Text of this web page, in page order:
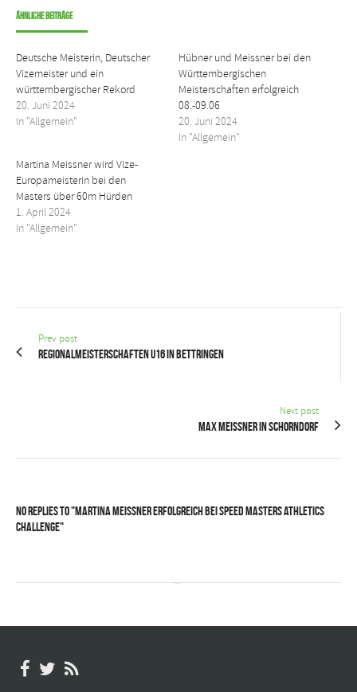
Ähnliche Beiträge
Deutsche Meisterin, Deutscher
Vizemeister und ein
württembergischer Rekord
20. Juni 2024
In "Allgemein"
Hübner und Meissner bei den
Württembergischen
Meisterschaften erfolgreich
08.-09.06
20. Juni 2024
In "Allgemein"
Martina Meissner wird Vize-
Europameisterin bei den
Masters über 60m Hürden
1. April 2024
In "Allgemein"
Prev post
Regionalmeisterschaften U16 in Bettringen
Next post
Max Meissner in Schorndorf
No Replies to "Martina Meissner erfolgreich bei Speed Masters Athletics
Challenge"